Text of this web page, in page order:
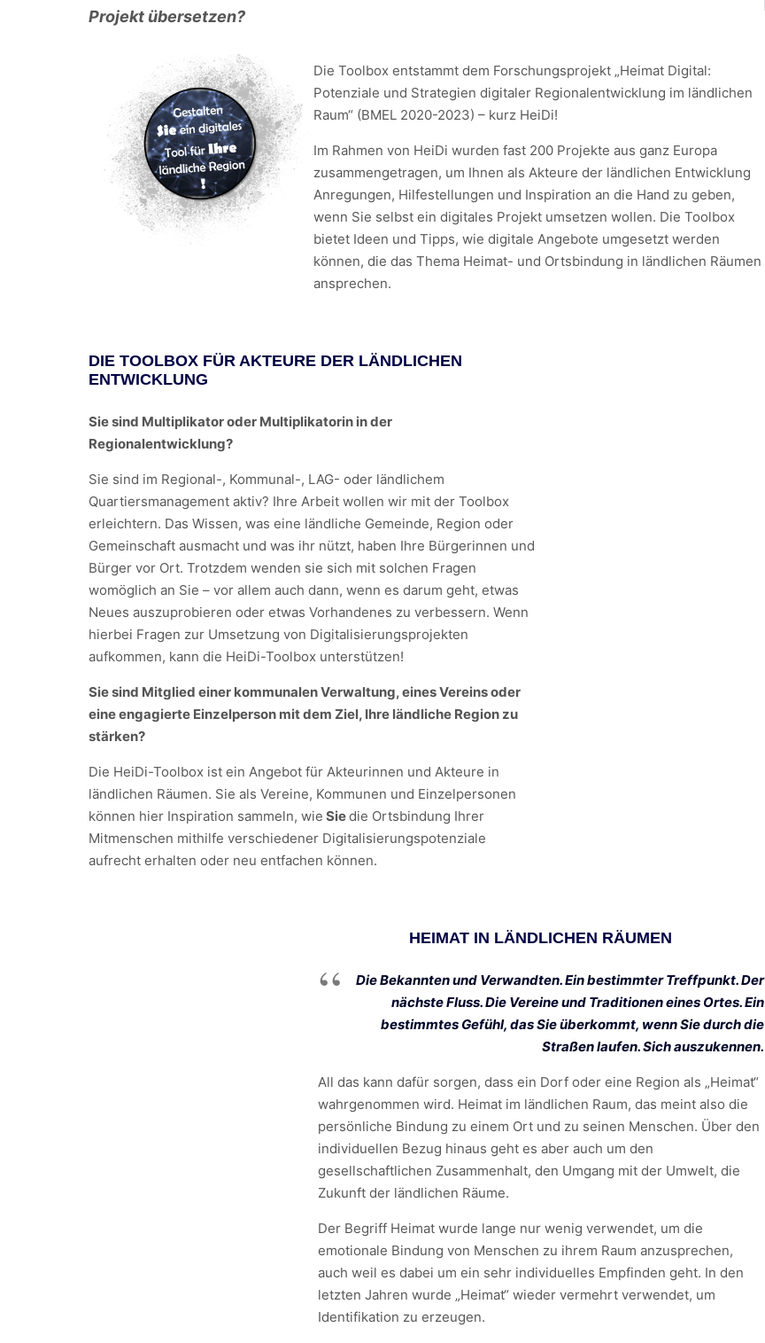
Projekt übersetzen?
Die Toolbox entstammt dem Forschungsprojekt „Heimat Digital:
Potenziale und Strategien digitaler Regionalentwicklung im ländlichen
Raum“ (BMEL 2020-2023) – kurz HeiDi!
Im Rahmen von HeiDi wurden fast 200 Projekte aus ganz Europa
zusammengetragen, um Ihnen als Akteure der ländlichen Entwicklung
Anregungen, Hilfestellungen und Inspiration an die Hand zu geben,
wenn Sie selbst ein digitales Projekt umsetzen wollen. Die Toolbox
bietet Ideen und Tipps, wie digitale Angebote umgesetzt werden
können, die das Thema Heimat- und Ortsbindung in ländlichen Räumen
ansprechen.
DIE TOOLBOX FÜR AKTEURE DER LÄNDLICHEN
ENTWICKLUNG
Sie sind Multiplikator oder Multiplikatorin in der
Regionalentwicklung?
Sie sind im Regional-, Kommunal-, LAG- oder ländlichem
Quartiersmanagement aktiv? Ihre Arbeit wollen wir mit der Toolbox
erleichtern. Das Wissen, was eine ländliche Gemeinde, Region oder
Gemeinschaft ausmacht und was ihr nützt, haben Ihre Bürgerinnen und
Bürger vor Ort. Trotzdem wenden sie sich mit solchen Fragen
womöglich an Sie – vor allem auch dann, wenn es darum geht, etwas
Neues auszuprobieren oder etwas Vorhandenes zu verbessern. Wenn
hierbei Fragen zur Umsetzung von Digitalisierungsprojekten
aufkommen, kann die HeiDi-Toolbox unterstützen!
Sie sind Mitglied einer kommunalen Verwaltung, eines Vereins oder
eine engagierte Einzelperson mit dem Ziel, Ihre ländliche Region zu
stärken?
Die HeiDi-Toolbox ist ein Angebot für Akteurinnen und Akteure in
ländlichen Räumen. Sie als Vereine, Kommunen und Einzelpersonen
können hier Inspiration sammeln, wie Siedie Ortsbindung Ihrer
Mitmenschen mithilfe verschiedener Digitalisierungspotenziale
aufrecht erhalten oder neu entfachen können.
HEIMAT IN LÄNDLICHEN RÄUMEN
Die Bekannten und Verwandten. Ein bestimmter Treffpunkt. Der
nächste Fluss. Die Vereine und Traditionen eines Ortes. Ein
bestimmtes Gefühl, das Sie überkommt, wenn Sie durch die
Straßen laufen. Sich auszukennen.
All das kann dafür sorgen, dass ein Dorf oder eine Region als „Heimat“
wahrgenommen wird. Heimat im ländlichen Raum, das meint also die
persönliche Bindung zu einem Ort und zu seinen Menschen. Über den
individuellen Bezug hinaus geht es aber auch um den
gesellschaftlichen Zusammenhalt, den Umgang mit der Umwelt, die
Zukunft der ländlichen Räume.
Der Begriff Heimat wurde lange nur wenig verwendet, um die
emotionale Bindung von Menschen zu ihrem Raum anzusprechen,
auch weil es dabei um ein sehr individuelles Empfinden geht. In den
letzten Jahren wurde „Heimat“ wieder vermehrt verwendet, um
Identifikation zu erzeugen.